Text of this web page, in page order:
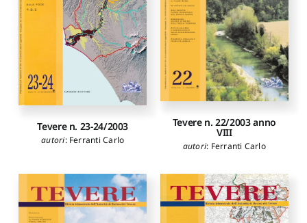
Tevere n. 23-24/2003
autori: Ferranti Carlo
Tevere n. 22/2003 anno
VIII
autori: Ferranti Carlo